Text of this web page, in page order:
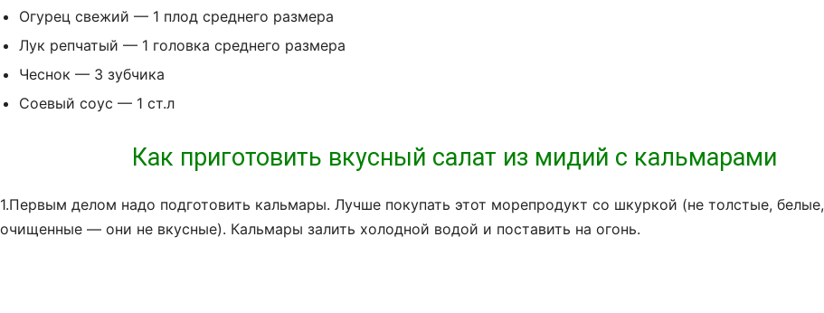
Огурец свежий — 1 плод среднего размера
Лук репчатый — 1 головка среднего размера
Чеснок — 3 зубчика
Соевый соус — 1 ст.л
Как приготовить вкусный салат из мидий с кальмарами
1.Первым делом надо подготовить кальмары. Лучше покупать этот морепродукт со шкуркой (не толстые, белые,
очищенные — они не вкусные). Кальмары залить холодной водой и поставить на огонь.